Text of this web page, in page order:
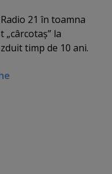
21 în toamna
„cârcotaş” la
timp de 10 ani.